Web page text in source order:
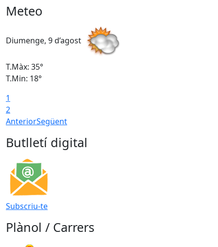
Meteo
Diumenge, 9 d’agost
T.Màx: 35°
T.Min: 18°
1
2
AnteriorSegüent
Butlletí digital
Subscriu-te
Plànol / Carrers